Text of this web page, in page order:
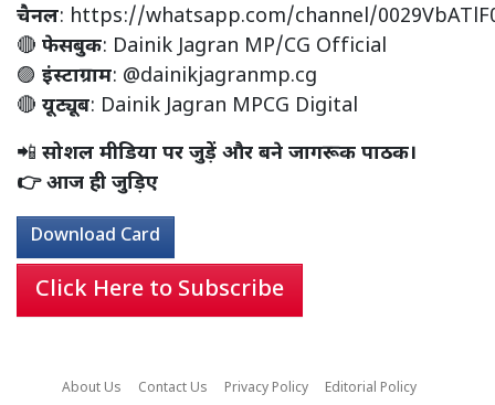
चैनल: https://whatsapp.com/channel/
🔴 फेसबुक: Dainik Jagran MP/CG Official
🟣 इंस्टाग्राम: @dainikjagranmp.cg
🔴 यूट्यूब: Dainik Jagran MPCG Digital
📲 सोशल मीडिया पर जुड़ें और बने जागरूक पाठक।
👉 आज ही जुड़िए
Download Card
Click Here to Subscribe
About Us Contact Us Privacy Policy Editorial Policy